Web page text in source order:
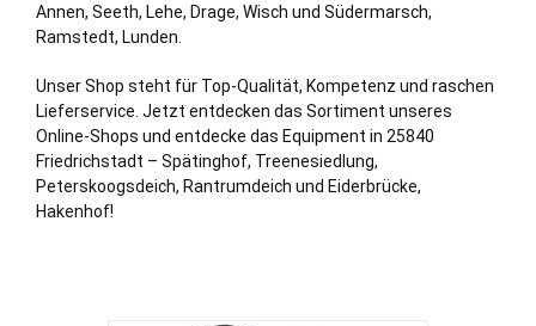
Annen, Seeth, Lehe, Drage, Wisch und Südermarsch,
Ramstedt, Lunden
Unser Shop steht für Top-Qualität, Kompetenz und raschen
Lieferservice. Jetzt entdecken das Sortiment unseres
Online-Shops und entdecke das Equipment in 25840
Friedrichstadt – Spätinghof, Treenesiedlung,
Peterskoogsdeich, Rantrumdeich und Eiderbrücke,
Hakenhof!